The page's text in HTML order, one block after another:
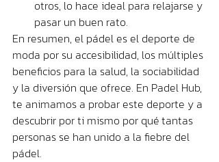
otros, lo hace ideal para relajarse y
pasar un buen rato.
En resumen, el pádel es el deporte de
moda por su accesibilidad, los múltiples
beneficios para la salud, la sociabilidad
y la diversión que ofrece. En Padel Hub,
te animamos a probar este deporte y a
descubrir por ti mismo por qué tantas
personas se han unido a la fiebre del
pádel.